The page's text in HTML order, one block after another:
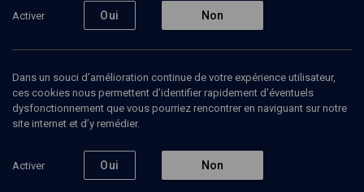
Abonnez-vous à notre newsletter
Nos Chaines Qui sommes-nous ?
Activer Oui Non
Dans un souci d’amélioration continue de votre expérience utilisateur,
ces cookies nous permettent d’identifier rapidement d’éventuels
dysfonctionnement que vous pourriez rencontrer en naviguant sur notre
site internet et d’y remédier.
Activer Oui Non